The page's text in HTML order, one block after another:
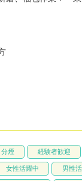
煙 経験者歓迎
女性活躍中 男性